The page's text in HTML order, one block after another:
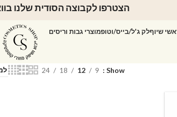
הצטרפו לקבוצה הסודית שלנו
שיוףלק ג'ל/בייס/וטופמוצרי גבות וריסים
Show
9
12
18
24